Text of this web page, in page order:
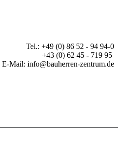
Tel.: +49 (0) 86 52 - 94 94-0
+43 (0) 62 45 - 719 95
E-Mail: info@bauherren-zentrum.de